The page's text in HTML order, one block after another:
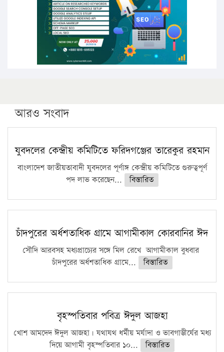
কঠোর হচ্ছে এসএসসি ও এইচএসসি পরীক্ষা
ফরিদগঞ্জে আগুনে পুড়লো ৬ ব্যবসা প্রতিষ্ঠান
আরও সংবাদ
যুবদলের কেন্দ্রীয় কমিটিতে ফরিদগঞ্জের তারেকুর রহমান
বাংলাদেশ জাতীয়তাবাদী যুবদলের পূর্ণাঙ্গ কেন্দ্রীয় কমিটিতে গুরুত্বপূর্ণ
পদ লাভ করেছেন...
বিস্তারিত
চাঁদপুরের অর্ধশতাধিক গ্রামে আগামীকাল কোরবানির ঈদ
সৌদি আরবসহ মধ্যপ্রাচ্যের সঙ্গে মিল রেখে আগামীকাল বুধবার
চাঁদপুরের অর্ধশতাধিক গ্রামে...
বিস্তারিত
বৃহস্পতিবার পবিত্র ঈদুল আজহা
খোশ আমদেদ ঈদুল আজহা। যথাযথ ধর্মীয় মর্যাদা ও ভাবগাম্ভীর্যের মধ্য
দিয়ে আগামী বৃহস্পতিবার ১০...
বিস্তারিত